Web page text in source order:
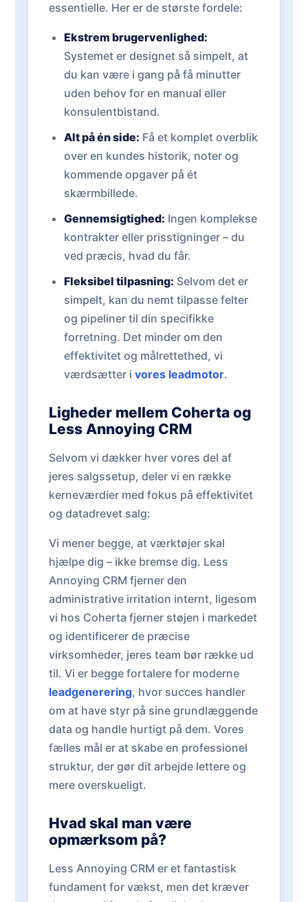
essentielle. Her er de største fordele:
Ekstrem brugervenlighed:
Systemet er designet så simpelt, at
du kan være i gang på få minutter
uden behov for en manual eller
konsulentbistand.
Alt på én side: Få et komplet overblik
over en kundes historik, noter og
kommende opgaver på ét
skærmbillede.
Gennemsigtighed: Ingen komplekse
kontrakter eller prisstigninger – du
ved præcis, hvad du får.
Fleksibel tilpasning: Selvom det er
simpelt, kan du nemt tilpasse felter
og pipeliner til din specifikke
forretning. Det minder om den
effektivitet og målrettethed, vi
værdsætter i vores leadmotor.
Ligheder mellem Coherta og
Less Annoying CRM
Selvom vi dækker hver vores del af
jeres salgssetup, deler vi en række
kerneværdier med fokus på effektivitet
og datadrevet salg:
Vi mener begge, at værktøjer skal
hjælpe dig – ikke bremse dig. Less
Annoying CRM fjerner den
administrative irritation internt, ligesom
vi hos Coherta fjerner støjen i markedet
og identificerer de præcise
virksomheder, jeres team bør række ud
til. Vi er begge fortalere for moderne
leadgenerering, hvor succes handler
om at have styr på sine grundlæggende
data og handle hurtigt på dem. Vores
fælles mål er at skabe en professionel
struktur, der gør dit arbejde lettere og
mere overskueligt.
Hvad skal man være
opmærksom på?
Less Annoying CRM er et fantastisk
fundament for vækst, men det kræver